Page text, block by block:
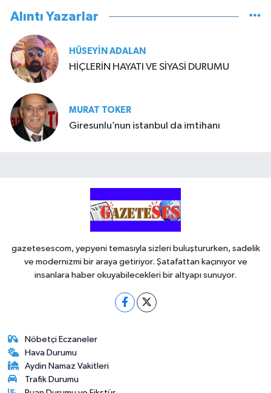
Alıntı Yazarlar
HÜSEYIN ADALAN
HİÇLERİN HAYATI VE SİYASİ DURUMU
MURAT TOKER
Giresunlu’nun istanbul da imtihanı
gazetesescom, yepyeni temasıyla sizleri buluştururken, sadelik
ve modernizmi bir araya getiriyor. Şatafattan kaçınıyor ve
insanlara haber okuyabilecekleri bir altyapı sunuyor.
Nöbetçi Eczaneler
Hava Durumu
Aydin Namaz Vakitleri
Trafik Durumu